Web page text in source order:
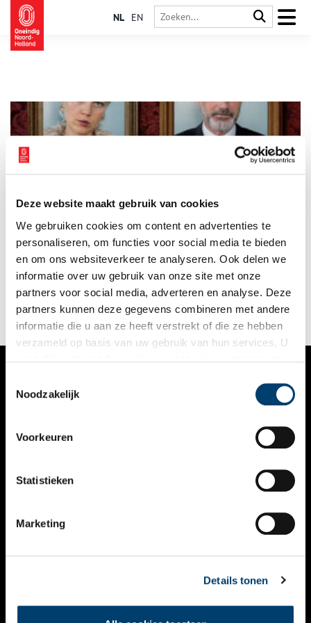
Deze website maakt gebruik van cookies
We gebruiken cookies om content en advertenties te
personaliseren, om functies voor social media te bieden
en om ons websiteverkeer te analyseren. Ook delen we
informatie over uw gebruik van onze site met onze
partners voor social media, adverteren en analyse. Deze
partners kunnen deze gegevens combineren met andere
informatie die u aan ze heeft verstrekt of die ze hebben
verzameld op basis van uw gebruik van hun services. U
Noodzakelijk
Voorkeuren
Statistieken
Marketing
Details tonen
NL EN
Tijdens het afwassen, onderweg naar het werk of liggend op
de bank… Waar je ook bent, er is altijd tijd voor een
interessante podcast op Spotify. De redactie van Oneindig
Noord-Holland heeft de tien leukste podcasts over
geschiedenis voor je op een rijtje gezet. Veel luisterplezier!
4 min
VERHALEN
KALENDER
THEMA’S
VIDEO’S
CONTACT